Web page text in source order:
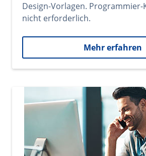
Design-Vorlagen.
nicht erforderlich.
Mehr erfahren